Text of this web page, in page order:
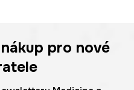
pro nové